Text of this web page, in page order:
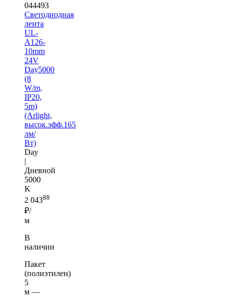
044493
Светодиодная
лента
UL-
A126-
10mm
24V
Day5000
(8
W/m,
IP20,
5m)
(Arlight,
высок.эфф.165
лм/
Вт)
Day
|
Дневной
5000
K
2 04388
₽/
м
В
наличии
Пакет
(полиэтилен)
5
м —